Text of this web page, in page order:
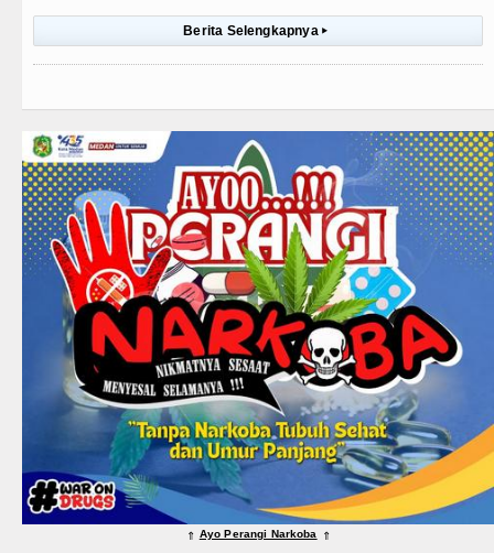
Berita Selengkapnya ▸
⇑ Ayo Perangi Narkoba ⇑